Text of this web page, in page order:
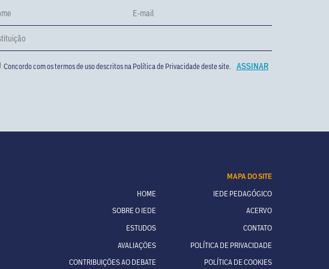
Concordo com os termos de uso descritos na Política de Privacidadedeste site.
MAPA DO SITE
HOME
SOBRE O IEDE
ESTUDOS
AVALIAÇÕES
CONTRIBUIÇÕES AO DEBATE
IEDE PEDAGÓGICO
ACERVO
CONTATO
POLÍTICA DE PRIVACIDADE
POLÍTICA DE COOKIES